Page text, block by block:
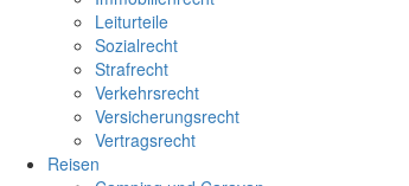
Leiturteile
Sozialrecht
Strafrecht
Verkehrsrecht
Versicherungsrecht
Vertragsrecht
Reisen